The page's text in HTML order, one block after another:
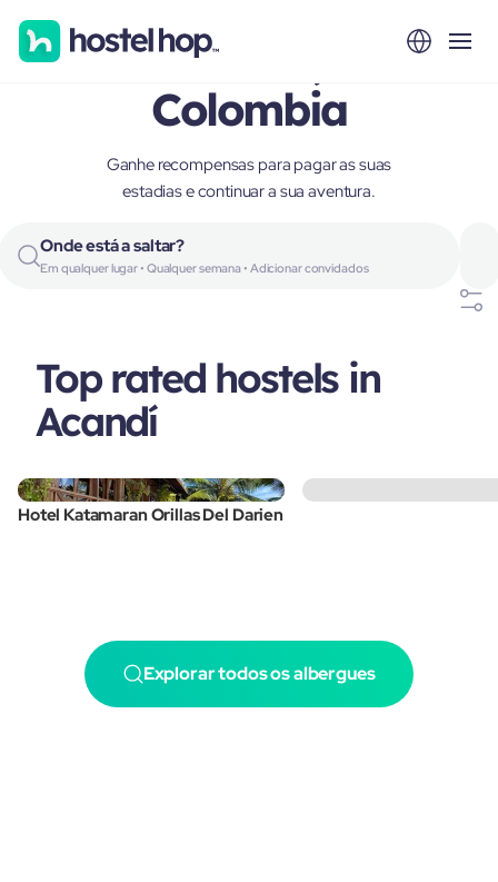
Acandí,
Colombia
Ganhe recompensas para pagar as suas
estadias e continuar a sua aventura.
Onde está a saltar?
Em qualquer lugar • Qualquer semana • Adicionar convidados
Top rated hostels in
Acandí
Hotel Katamaran Orillas Del Darien
Explorar todos os albergues